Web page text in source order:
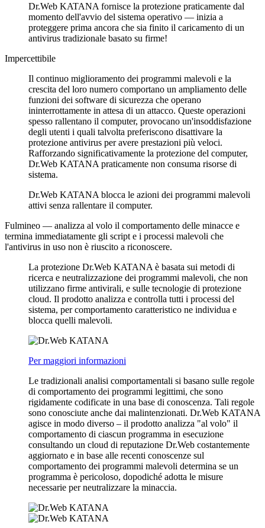
Dr.Web KATANA fornisce la protezione praticamente dal
momento dell'avvio del sistema operativo — inizia a
proteggere prima ancora che sia finito il caricamento di un
antivirus tradizionale basato su firme!
Impercettibile
Il continuo miglioramento dei programmi malevoli e la
crescita del loro numero comportano un ampliamento delle
funzioni dei software di sicurezza che operano
ininterrottamente in attesa di un attacco. Queste operazioni
spesso rallentano il computer, provocano un'insoddisfazione
degli utenti i quali talvolta preferiscono disattivare la
protezione antivirus per avere prestazioni più veloci.
Rafforzando significativamente la protezione del computer,
Dr.Web KATANA praticamente non consuma risorse di
sistema.
Dr.Web KATANA blocca le azioni dei programmi malevoli
attivi senza rallentare il computer.
Fulmineo — analizza al volo il comportamento delle minacce e
termina immediatamente gli script e i processi malevoli che
l'antivirus in uso non è riuscito a riconoscere.
La protezione Dr.Web KATANA è basata sui metodi di
ricerca e neutralizzazione dei programmi malevoli, che non
utilizzano firme antivirali, e sulle tecnologie di protezione
cloud. Il prodotto analizza e controlla tutti i processi del
sistema, per comportamento caratteristico ne individua e
blocca quelli malevoli.
Per maggiori informazioni
Le tradizionali analisi comportamentali si basano sulle regole
di comportamento dei programmi legittimi, che sono
rigidamente codificate in una base di conoscenza. Tali regole
sono conosciute anche dai malintenzionati. Dr.Web KATANA
agisce in modo diverso – il prodotto analizza "al volo" il
comportamento di ciascun programma in esecuzione
consultando un cloud di reputazione Dr.Web costantemente
aggiornato e in base alle recenti conoscenze sul
comportamento dei programmi malevoli determina se un
programma è pericoloso, dopodiché adotta le misure
necessarie per neutralizzare la minaccia.